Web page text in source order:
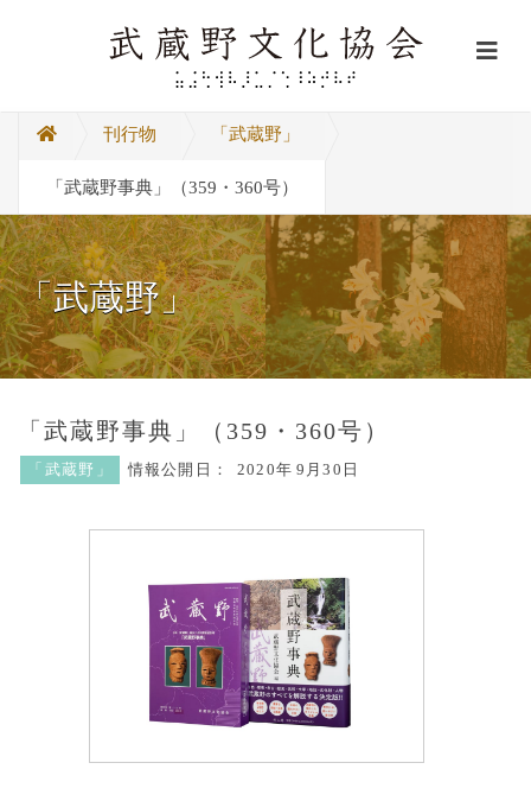
刊行物 「武蔵野」
「武蔵野事典」（359・360号）
「武蔵野」
「武蔵野事典」（359・360号）
「武蔵野」 情報公開日： 2020年 9月30日